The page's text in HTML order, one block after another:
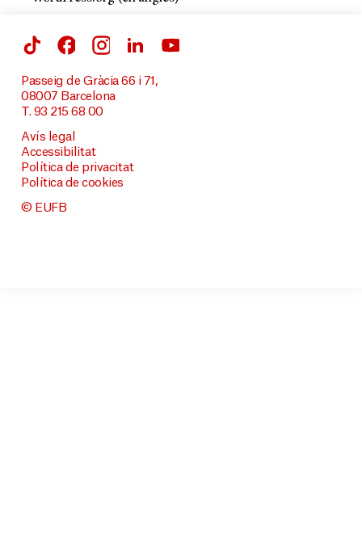
Passeig de Gràcia 66 i 71,
08007 Barcelona
T. 93 215 68 00
Avís legal
Accessibilitat
Política de privacitat
Política de cookies
© EUFB